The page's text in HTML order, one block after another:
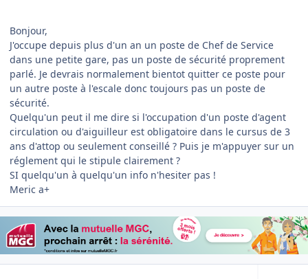
Bonjour,
J'occupe depuis plus d'un an un poste de Chef de Service
dans une petite gare, pas un poste de sécurité proprement
parlé. Je devrais normalement bientot quitter ce poste pour
un autre poste à l'escale donc toujours pas un poste de
sécurité.
Quelqu'un peut il me dire si l'occupation d'un poste d'agent
circulation ou d'aiguilleur est obligatoire dans le cursus de 3
ans d'attop ou seulement conseillé ? Puis je m'appuyer sur un
réglement qui le stipule clairement ?
SI quelqu'un à quelqu'un info n'hesiter pas !
Meric a+